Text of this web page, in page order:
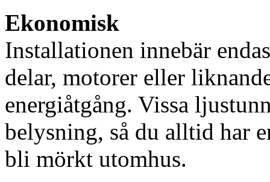
Ekonomisk
Installationen innebär
delar, motorer eller
energiåtgång. Vissa
belysning, så du alltid har
bli mörkt utomhus.